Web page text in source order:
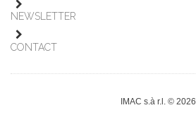
NEWSLETTER
CONTACT
IMAC s.à r.l. © 2026